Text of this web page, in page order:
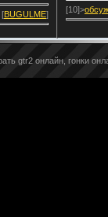
[BUGULME] [10]>
gtr2 онлайн, гонки